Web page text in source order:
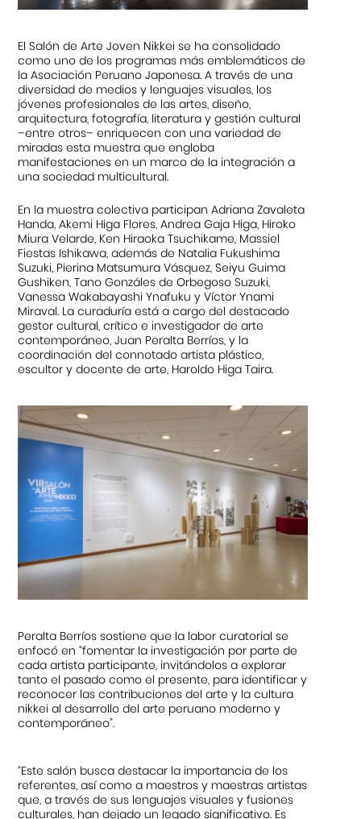
El Salón de Arte Joven Nikkei se ha consolidado
como uno de los programas más emblemáticos de
la Asociación Peruano Japonesa. A través de una
diversidad de medios y lenguajes visuales, los
jóvenes profesionales de las artes, diseño,
arquitectura, fotografía, literatura y gestión cultural
–entre otros– enriquecen con una variedad de
miradas esta muestra que engloba
manifestaciones en un marco de la integración a
una sociedad multicultural.
En la muestra colectiva participan Adriana Zavaleta
Handa, Akemi Higa Flores, Andrea Gaja Higa, Hiroko
Miura Velarde, Ken Hiraoka Tsuchikame, Massiel
Fiestas Ishikawa, además de Natalia Fukushima
Suzuki, Pierina Matsumura Vásquez, Seiyu Guima
Gushiken, Tano Gonzáles de Orbegoso Suzuki,
Vanessa Wakabayashi Ynafuku y Víctor Ynami
Miraval. La curaduría está a cargo del destacado
gestor cultural, crítico e investigador de arte
contemporáneo, Juan Peralta Berríos, y la
coordinación del connotado artista plástico,
escultor y docente de arte, Haroldo Higa Taira.
Peralta Berríos sostiene que la labor curatorial se
enfocó en “fomentar la investigación por parte de
cada artista participante, invitándolos a explorar
tanto el pasado como el presente, para identificar y
reconocer las contribuciones del arte y la cultura
nikkei al desarrollo del arte peruano moderno y
contemporáneo”.
“Este salón busca destacar la importancia de los
referentes, así como a maestros y maestras artistas
que, a través de sus lenguajes visuales y fusiones
culturales, han dejado un legado significativo. Es